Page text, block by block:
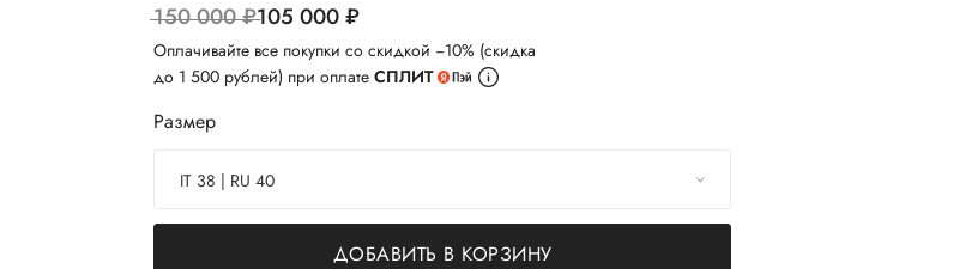
150 000руб.105 000руб.
Оплачивайте все покупки со скидкой −10% (скидка
до 1 500 рублей) при оплате СПЛИТ
Размер
IT 38 | RU 40
ДОБАВИТЬ В КОРЗИНУ